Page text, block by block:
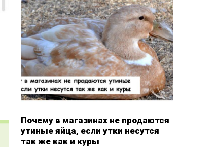
Почему в магазинах не продаются
утиные яйца, если утки несутся
так же как и куры